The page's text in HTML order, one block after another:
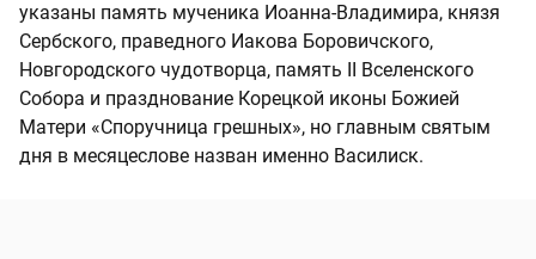
указаны память мученика Иоанна-Владимира, князя
Сербского, праведного Иакова Боровичского,
Новгородского чудотворца, память II Вселенского
Собора и празднование Корецкой иконы Божией
Матери «Споручница грешных», но главным святым
дня в месяцеслове назван именно Василиск.